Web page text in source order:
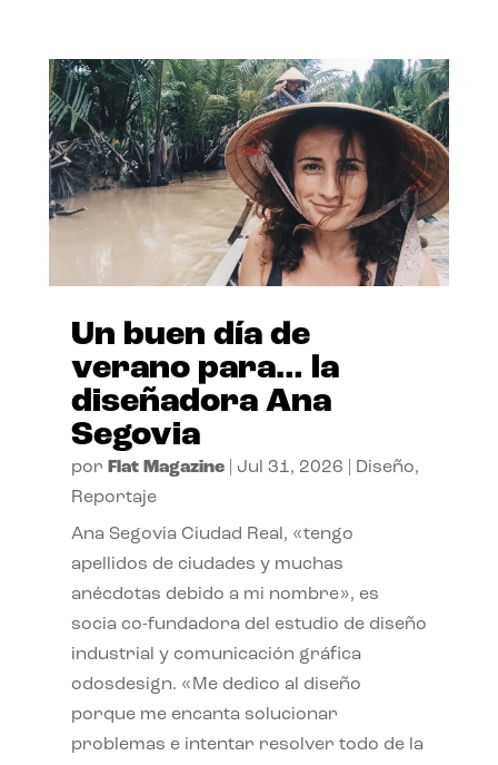
Un buen día de
verano para… la
diseñadora Ana
Segovia
por Flat Magazine| Jul 31, 2026 Diseño,
Reportaje
Ana Segovia Ciudad Real, «tengo
apellidos de ciudades y muchas
anécdotas debido a mi nombre», es
socia co-fundadora del estudio de diseño
industrial y comunicación gráfica
odosdesign. «Me dedico al diseño
porque me encanta solucionar
problemas e intentar resolver todo de la